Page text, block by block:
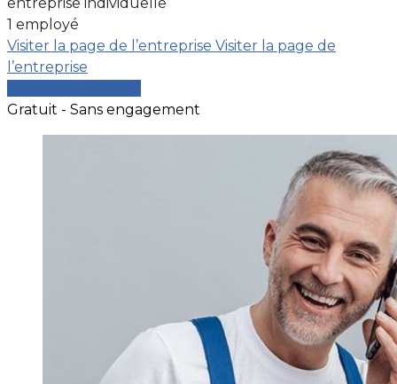
1 employé
Visiter la page de l’entreprise Visiter la page de
l’entreprise
Gratuit - Sans engagement